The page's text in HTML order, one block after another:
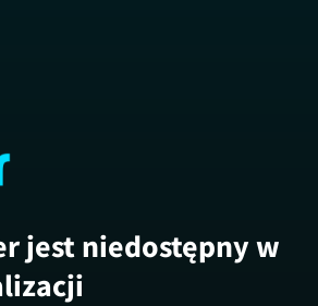
jest niedostępny w